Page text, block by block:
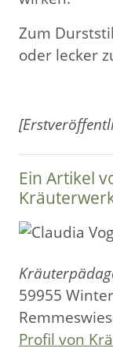
Zum
oder lecker
Ein Artikel
59955
Profil von